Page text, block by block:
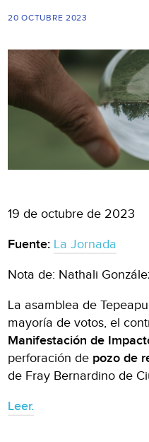
20 OCTUBRE 2023
19 de octubre de 2023
Fuente: La Jornada
Nota de: Nathali
La asamblea de
mayoría de votos, el
Manifestación de
perforación de pozo de
de Fray Bernardino de
Leer.